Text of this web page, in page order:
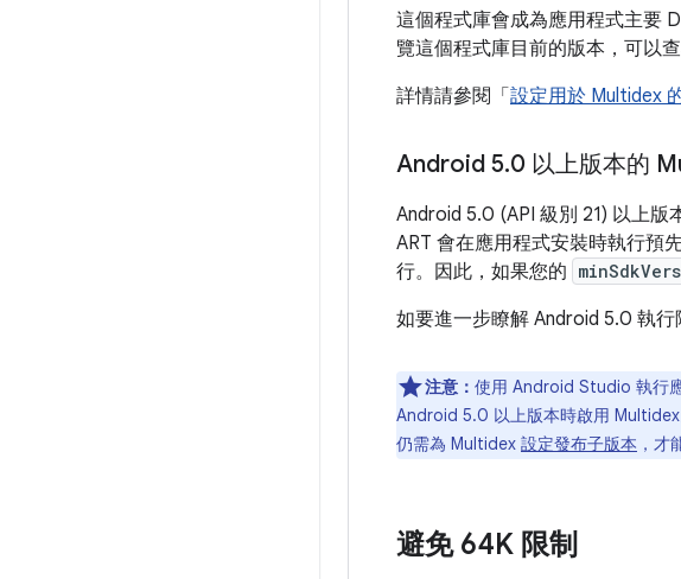
這個程式庫會成為應用程式主要
覽這個程式庫目前的版本，可以
詳情請參閱「 設定用於 Multidex
Android 5.0 以上版本的
Android 5.0 (API 級別 21) 以上版
ART 會在應用程式安裝時執行預
行。因此，如果您的
如要進一步瞭解 Android 5.0 執行
注意： 使用 Android Studio 執行
Android 5.0 以上版本時啟用
仍需為 Multidex 設定發布子版本 ，才
避免 64K 限制